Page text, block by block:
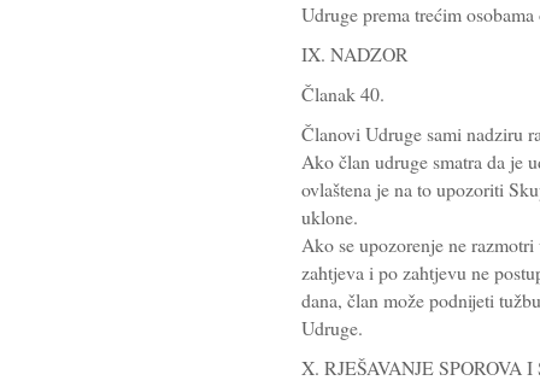
Udruge prema trećim
IX. NADZOR
Članak 40.
Članovi Udruge sami nadziru
Ako član udruge smatra da je
ovlaštena je na to upozoriti
uklone.
Ako se upozorenje ne
zahtjeva i po zahtjevu ne
dana, član može podnijeti
Udruge.
X. RJEŠAVANJE SPOROVA